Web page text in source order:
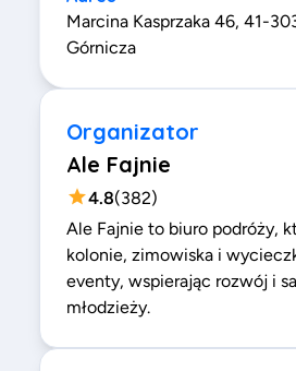
Marcina Kasprzaka 46, 41-
Górnicza
Organizator
Ale Fajnie
4.8(382)
Ale Fajnie to biuro podróży,
kolonie, zimowiska i
eventy, wspierając rozwój i
młodzieży.